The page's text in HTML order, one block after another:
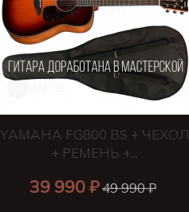
YAMAHA FG800 BS + ЧЕХОЛ
+ РЕМЕНЬ +...
39 990 ₽49 990 ₽